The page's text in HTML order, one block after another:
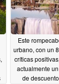
Este
urbano, con un
críticas
actualmente
de